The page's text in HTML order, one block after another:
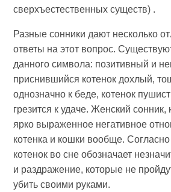
сверхъестественных существ) .
Разные сонники дают несколько
ответы на этот вопрос.
данного символа: позитивный и
приснившийся котенок дохлый,
однозначно к беде, котенок
грезится к удаче. Женский сонник,
ярко выраженное негативное
котенка и кошки вообще. Согласно
котенок во сне обозначает
и раздражение, которые не
убить своими руками.